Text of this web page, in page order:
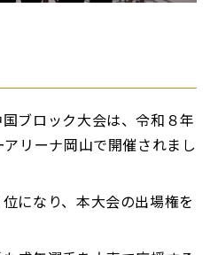
ブロック大会は、令和８年
リーナ岡山で開催されまし
になり、本大会の出場権を